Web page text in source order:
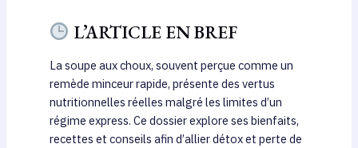
L’ARTICLE EN BREF
La soupe aux choux, souvent perçue comme un
remède minceur rapide, présente des vertus
nutritionnelles réelles malgré les limites d’un
régime express. Ce dossier explore ses bienfaits,
recettes et conseils afin d’allier détox et perte de